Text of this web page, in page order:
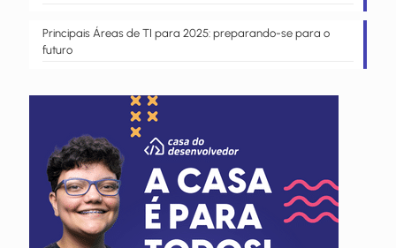
Principais Áreas de TI para 2025: preparando-se para o
futuro